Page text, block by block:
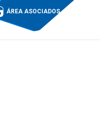
ÁREA ASOCIADOS